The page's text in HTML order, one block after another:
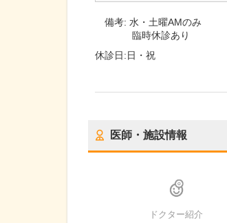
備考:水・土曜AMのみ
臨時休診あり
休診日:日・祝
医師・施設情報
ドクター紹介